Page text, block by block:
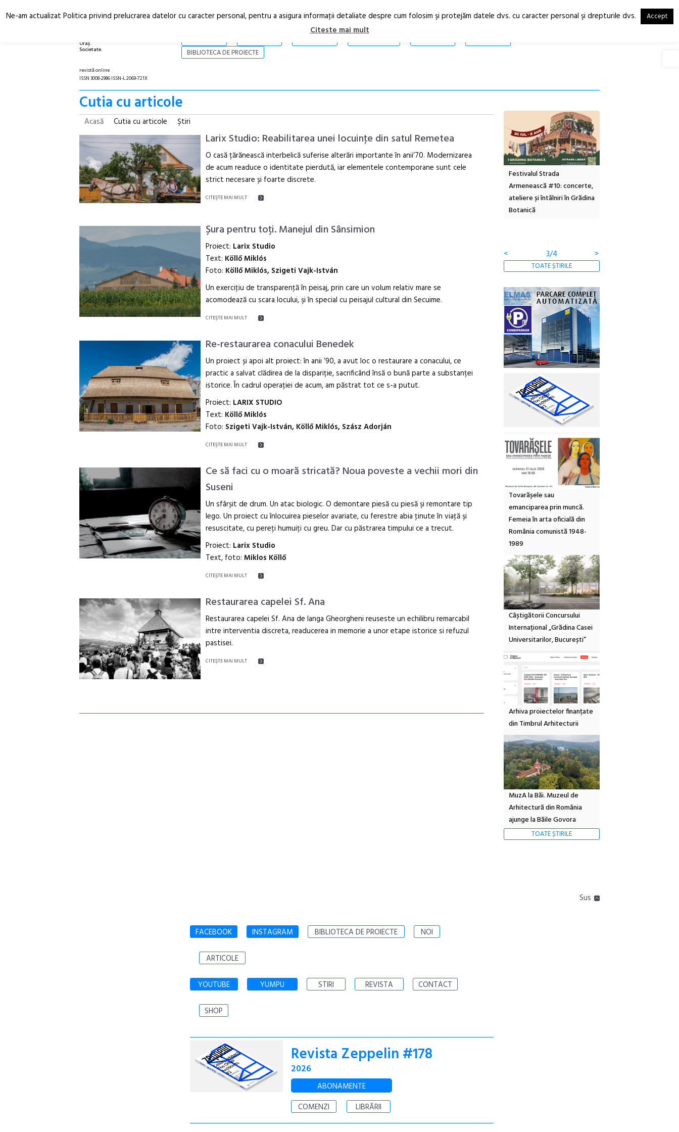
Oraș.
Societate.
RO
EN
BIBLIOTECA DE PROIECTE
revistă online
ISSN 3008-2986 ISSN-L 2069-721X
Cutia cu articole
Acasă Cutia cu articole Ştiri
Larix Studio: Reabilitarea unei locuinţe din satul Remetea
O casă țărănească interbelică suferise alterări importante în anii’70. Modernizarea
de acum readuce o identitate pierdută, iar elementele contemporane sunt cele
strict necesare și foarte discrete.
CITEŞTE MAI MULT
Șura pentru toți. Manejul din Sânsimion
Proiect: Larix Studio
Text: Köllő Miklós
Foto: Köllő Miklós, Szigeti Vajk-István
Un exerciţiu de transparenţă în peisaj, prin care un volum relativ mare se
acomodează cu scara locului, şi în special cu peisajul cultural din Secuime.
CITEŞTE MAI MULT
Re-restaurarea conacului Benedek
Un proiect și apoi alt proiect: în anii ’90, a avut loc o restaurare a conacului, ce
practic a salvat clădirea de la dispariție, sacrificând însă o bună parte a substanței
istorice. În cadrul operației de acum, am păstrat tot ce s-a putut.
Proiect: LARIX STUDIO
Text: Köllő Miklós
Foto: Szigeti Vajk-István, Köllő Miklós, Szász Adorján
CITEŞTE MAI MULT
Ce să faci cu o moară stricată? Noua poveste a vechii mori din
Suseni
Un sfârșit de drum. Un atac biologic. O demontare piesă cu piesă şi remontare tip
lego. Un proiect cu înlocuirea pieselor avariate, cu ferestre abia ţinute în viaţă şi
resuscitate, cu pereți humuiți cu greu. Dar cu păstrarea timpului ce a trecut.
Proiect: Larix Studio
Text, foto: Miklos Köllő
CITEŞTE MAI MULT
Restaurarea capelei Sf. Ana
Restaurarea capelei Sf. Ana de langa Gheorgheni reuseste un echilibru remarcabil
intre interventia discreta, readucerea in memorie a unor etape istorice si refuzul
pastisei.
CITEŞTE MAI MULT
Festivalul Strada
Armenească #10: concerte,
ateliere și întâlniri în Grădina
Botanică
<
3/4 >
TOATE ȘTIRILE
Tovarășele sau
emanciparea prin muncă.
Femeia în arta oficială din
România comunistă 1948-
1989
Câștigătorii Concursului
Internațional „Grădina Casei
Universitarilor, București”
Arhiva proiectelor finanțate
din Timbrul Arhitecturii
MuzA la Băi. Muzeul de
Arhitectură din România
ajunge la Băile Govora
TOATE ȘTIRILE
Sus
FACEBOOK INSTAGRAM BIBLIOTECA DE PROIECTE NOI
ARTICOLE
YOUTUBE YUMPU STIRI REVISTA CONTACT
SHOP
Revista Zeppelin #178
2026
ABONAMENTE
COMENZI
LIBRĂRII
Ne-am actualizat Politica privind prelucrarea datelor cu caracter personal, pentru a asigura informaţii detaliate despre cum folosim şi protejăm datele dvs. cu caracter personal şi drepturile dvs. Accept
Citeste mai mult